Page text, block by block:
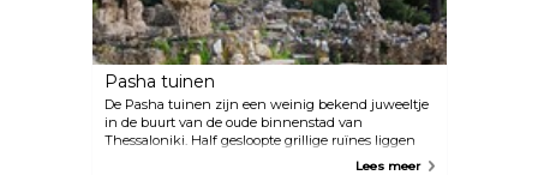
Pasha tuinen
De Pasha tuinen zijn een weinig bekend juweeltje
in de buurt van de oude binnenstad van
Thessaloniki. Half gesloopte grillige ruïnes liggen
verspreid over de tuin, wat zorgt voor eenLees meer